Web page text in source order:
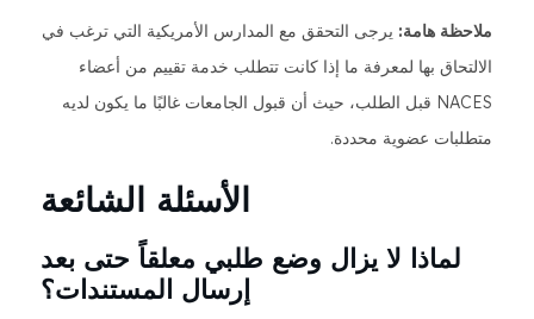
ملاحظة هامة: يرجى التحقق مع المدارس الأمريكية التي ترغب في
الالتحاق بها لمعرفة ما إذا كانت تتطلب خدمة تقييم من أعضاء
NACES قبل الطلب، حيث أن قبول الجامعات غالبًا ما يكون لديه
متطلبات عضوية محددة.
الأسئلة الشائعة
لماذا لا يزال وضع طلبي معلقاً حتى بعد
إرسال المستندات؟